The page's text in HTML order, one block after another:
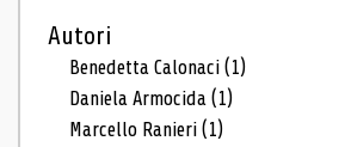
Autori
Benedetta Calonaci(1)
Daniela Armocida(1)
Marcello Ranieri(1)